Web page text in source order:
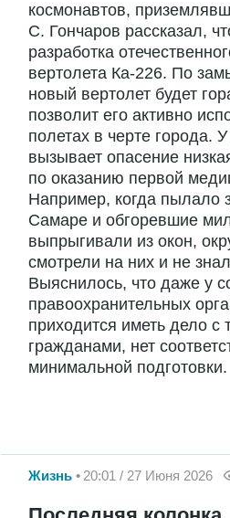
космонавтов,
С. Гончаров рассказал,
разработка
вертолета Ка-226. По
новый вертолет будет
позволит его активно
полетах в черте города.
вызывает опасение
по оказанию первой
Например, когда пылало
Самаре и обгоревшие
выпрыгивали из окон,
смотрели на них и не
Выяснилось, что даже у
правоохранительных
приходится иметь дело
гражданами, нет
минимальной подготовки.
Жизнь 20:01 / 27 Июня 2026